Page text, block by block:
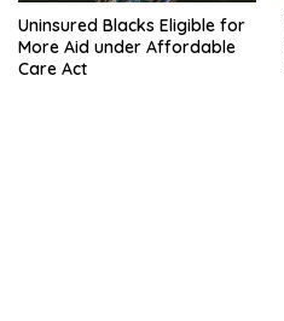
Uninsured Blacks Eligible for
More Aid under Affordable
Care Act